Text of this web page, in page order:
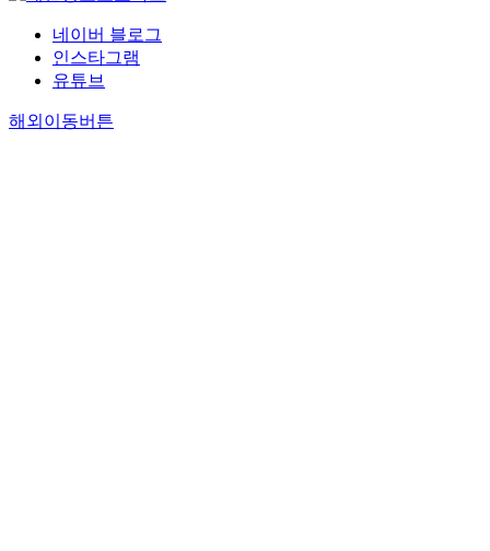
네이버 블로그
인스타그램
유튜브
해외이동버튼